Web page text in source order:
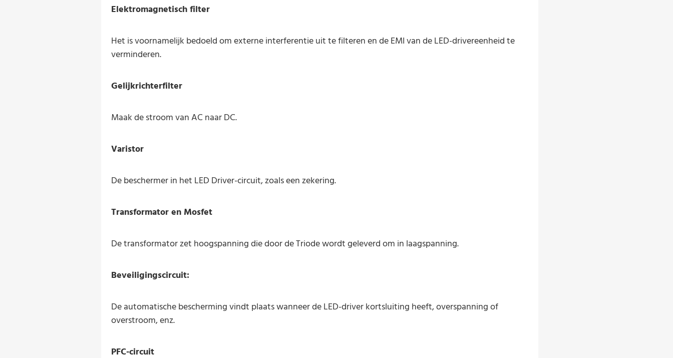
Elektromagnetisch filter
Het is voornamelijk bedoeld om externe interferentie uit te filteren en de EMI van de LED-drivereenheid te
verminderen.
Gelijkrichterfilter
Maak de stroom van AC naar DC.
Varistor
De beschermer in het LED Driver-circuit, zoals een zekering.
Transformator en Mosfet
De transformator zet hoogspanning die door de Triode wordt geleverd om in laagspanning.
Beveiligingscircuit:
De automatische bescherming vindt plaats wanneer de LED-driver kortsluiting heeft, overspanning of
overstroom, enz.
PFC-circuit